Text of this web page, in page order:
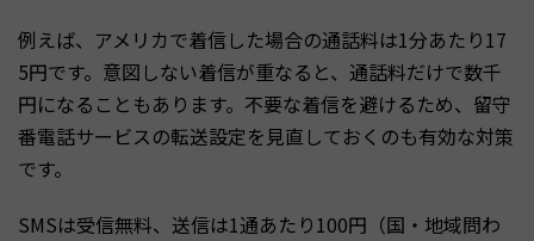
例えば、アメリカで着信した場合の通話料は1分あたり17
5円です。意図しない着信が重なると、通話料だけで数千
円になることもあります。不要な着信を避けるため、留守
番電話サービスの転送設定を見直しておくのも有効な対策
です。
SMSは受信無料、送信は1通あたり100円（国・地域問わ